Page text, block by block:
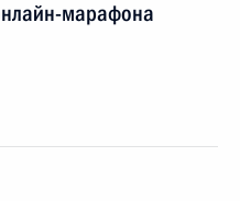
марафона